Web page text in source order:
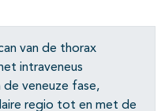
van de thorax
intraveneus
veneuze fase,
regio tot en met de